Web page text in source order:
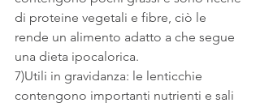
di proteine vegetali e fibre, ciò le
rende un alimento adatto a che segue
una dieta ipocalorica.
7)Utili in gravidanza: le lenticchie
contengono importanti nutrienti e sali